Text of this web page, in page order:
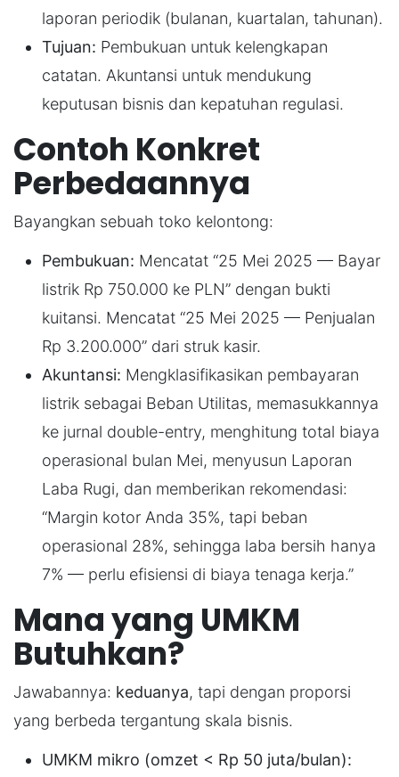
laporan periodik (bulanan, kuartalan, tahunan).
Tujuan: Pembukuan untuk kelengkapan
catatan. Akuntansi untuk mendukung
keputusan bisnis dan kepatuhan regulasi.
Contoh Konkret
Perbedaannya
Bayangkan sebuah toko kelontong:
Pembukuan: Mencatat “25 Mei 2025 — Bayar
listrik Rp 750.000 ke PLN” dengan bukti
kuitansi. Mencatat “25 Mei 2025 — Penjualan
Rp 3.200.000” dari struk kasir.
Akuntansi: Mengklasifikasikan pembayaran
listrik sebagai Beban Utilitas, memasukkannya
ke jurnal double-entry, menghitung total biaya
operasional bulan Mei, menyusun Laporan
Laba Rugi, dan memberikan rekomendasi:
“Margin kotor Anda 35%, tapi beban
operasional 28%, sehingga laba bersih hanya
7% — perlu efisiensi di biaya tenaga kerja.”
Mana yang UMKM
Butuhkan?
Jawabannya: keduanya, tapi dengan proporsi
yang berbeda tergantung skala bisnis.
UMKM mikro (omzet < Rp 50 juta/bulan):